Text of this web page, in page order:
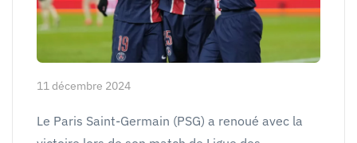
11 décembre 2024
Le Paris Saint-Germain (PSG) a renoué avec la